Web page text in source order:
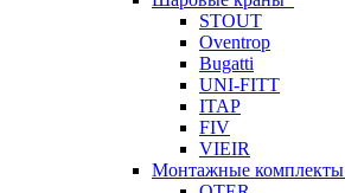
STOUT
Oventrop
Bugatti
UNI-FITT
ITAP
FIV
VIEIR
Монтажные комплекты